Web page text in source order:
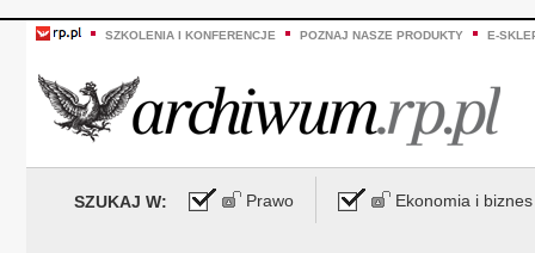
SZKOLENIA I KONFERENCJE POZNAJ NASZE PRODUKTY E-
SZUKAJ W: Prawo Ekonomia i biznes